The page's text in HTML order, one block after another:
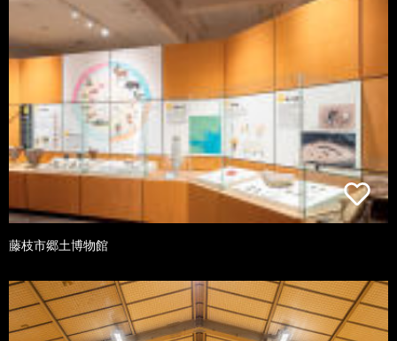
藤枝市郷土博物館